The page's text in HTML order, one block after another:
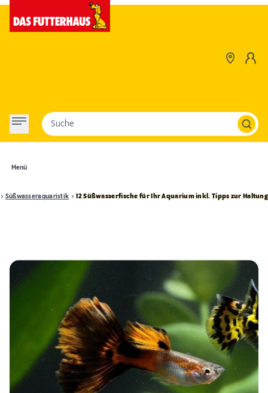
Menü
Suche
Süßwasseraquaristik 12 Süßwasserfische für Ihr Aquarium inkl. Tipps zur Haltung